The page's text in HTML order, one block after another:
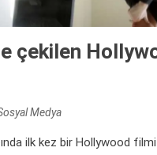
çekilen
Medya
ilk kez bir Hollywood